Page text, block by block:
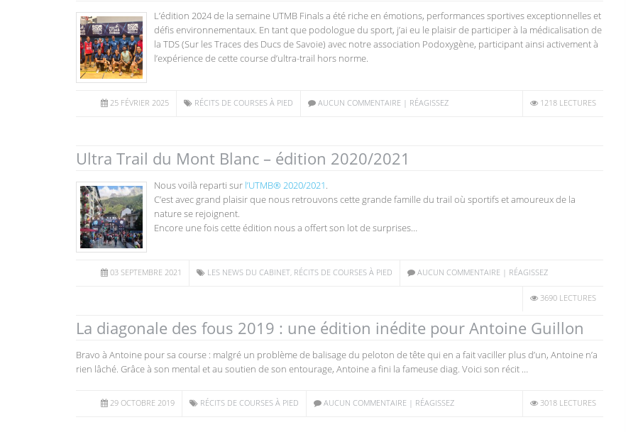
L’édition 2024 de la semaine UTMB Finals a été riche en émotions, performances sportives exceptionnelles et
défis environnementaux. En tant que podologue du sport, j’ai eu le plaisir de participer à la médicalisation de
la TDS (Sur les Traces des Ducs de Savoie) avec notre association Podoxygène, participant ainsi activement à
l’expérience de cette course d’ultra-trail hors norme.
25 FÉVRIER 2025 RÉCITS DE COURSES À PIED AUCUN COMMENTAIRE | RÉAGISSEZ 1218 LECTURES
Ultra Trail du Mont Blanc – édition 2020/2021
Nous voilà reparti sur l’UTMB® 2020/2021.
C’est avec grand plaisir que nous retrouvons cette grande famille du trail où sportifs et amoureux de la
nature se rejoignent.
Encore une fois cette édition nous a offert son lot de surprises…
03 SEPTEMBRE 2021 LES NEWS DU CABINET RÉCITS DE COURSES À PIED AUCUN COMMENTAIRE | RÉAGISSEZ
3690 LECTURES
La diagonale des fous 2019 : une édition inédite pour Antoine Guillon
Bravo à Antoine pour sa course : malgré un problème de balisage du peloton de tête qui en a fait vaciller plus d’un, Antoine n’a
rien lâché. Grâce à son mental et au soutien de son entourage, Antoine a fini la fameuse diag. Voici son récit …
29 OCTOBRE 2019 RÉCITS DE COURSES À PIED AUCUN COMMENTAIRE | RÉAGISSEZ 3018 LECTURES